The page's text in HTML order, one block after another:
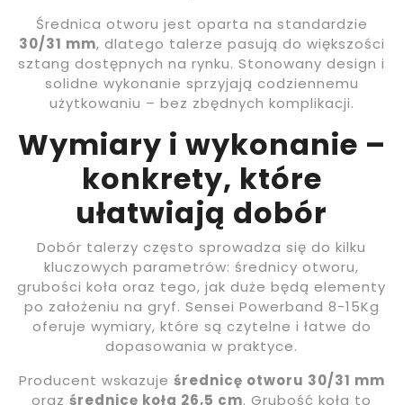
Średnica otworu jest oparta na standardzie
30/31 mm, dlatego talerze pasują do większości
sztang dostępnych na rynku. Stonowany design i
solidne wykonanie sprzyjają codziennemu
użytkowaniu – bez zbędnych komplikacji.
Wymiary i wykonanie –
konkrety, które
ułatwiają dobór
Dobór talerzy często sprowadza się do kilku
kluczowych parametrów: średnicy otworu,
grubości koła oraz tego, jak duże będą elementy
po założeniu na gryf. Sensei Powerband 8-15Kg
oferuje wymiary, które są czytelne i łatwe do
dopasowania w praktyce.
Producent wskazuje średnicę otworu 30/31 mm
oraz średnicę koła 26,5 cm. Grubość koła to